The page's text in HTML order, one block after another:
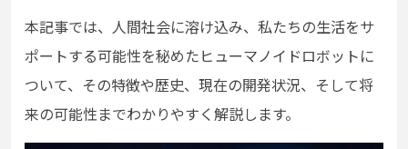
本記事では、人間社会に溶け込み、私たちの生活をサ
ポートする可能性を秘めたヒューマノイドロボットに
ついて、その特徴や歴史、現在の開発状況、そして将
来の可能性までわかりやすく解説します。